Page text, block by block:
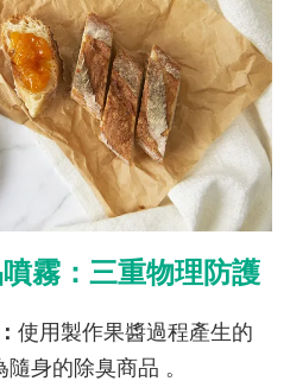
霧：三重物理防護
使用製作果醬過程產生的
身的除臭商品 。